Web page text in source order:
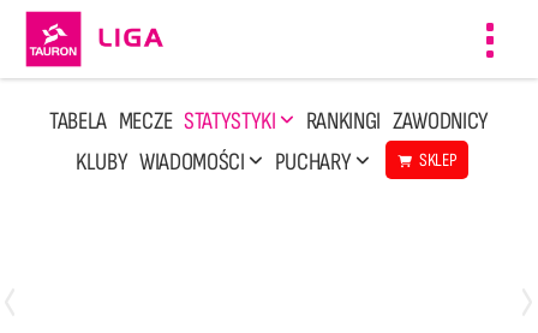
TABELA MECZE STATYSTYKI RANKINGI ZAWODNICY
KLUBY WIADOMOŚCI PUCHARY SKLEP